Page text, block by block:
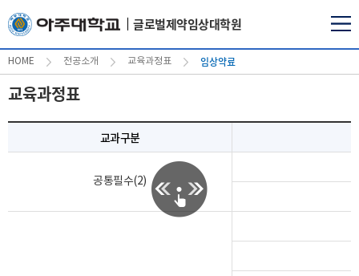
글로벌제약임상대학원
HOME 전공소개 교육과정표 임상약료
교육과정표
교과구분
공통필수(2)